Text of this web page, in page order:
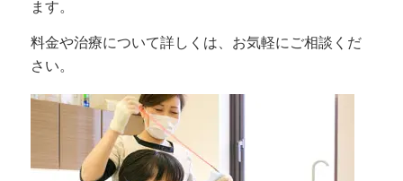
ます。
料金や治療について詳しくは、お気軽にご相談くだ
さい。